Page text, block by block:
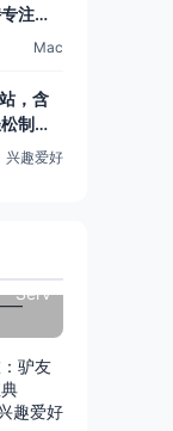
注，
Mac
，含
制作
兴趣爱好
驴友
趣爱好